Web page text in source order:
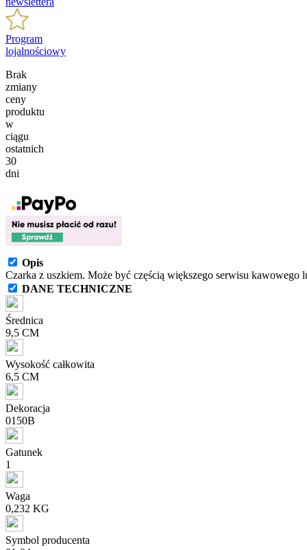
Program
lojalnościowy
Brak
zmiany
ceny
produktu
w
ciągu
ostatnich
30
dni
Opis
Czarka z uszkiem. Może być częścią większego serwisu
DANE TECHNICZNE
Średnica
9,5 CM
Wysokość całkowita
6,5 CM
Dekoracja
0150B
Gatunek
1
Waga
0,232 KG
Symbol producenta